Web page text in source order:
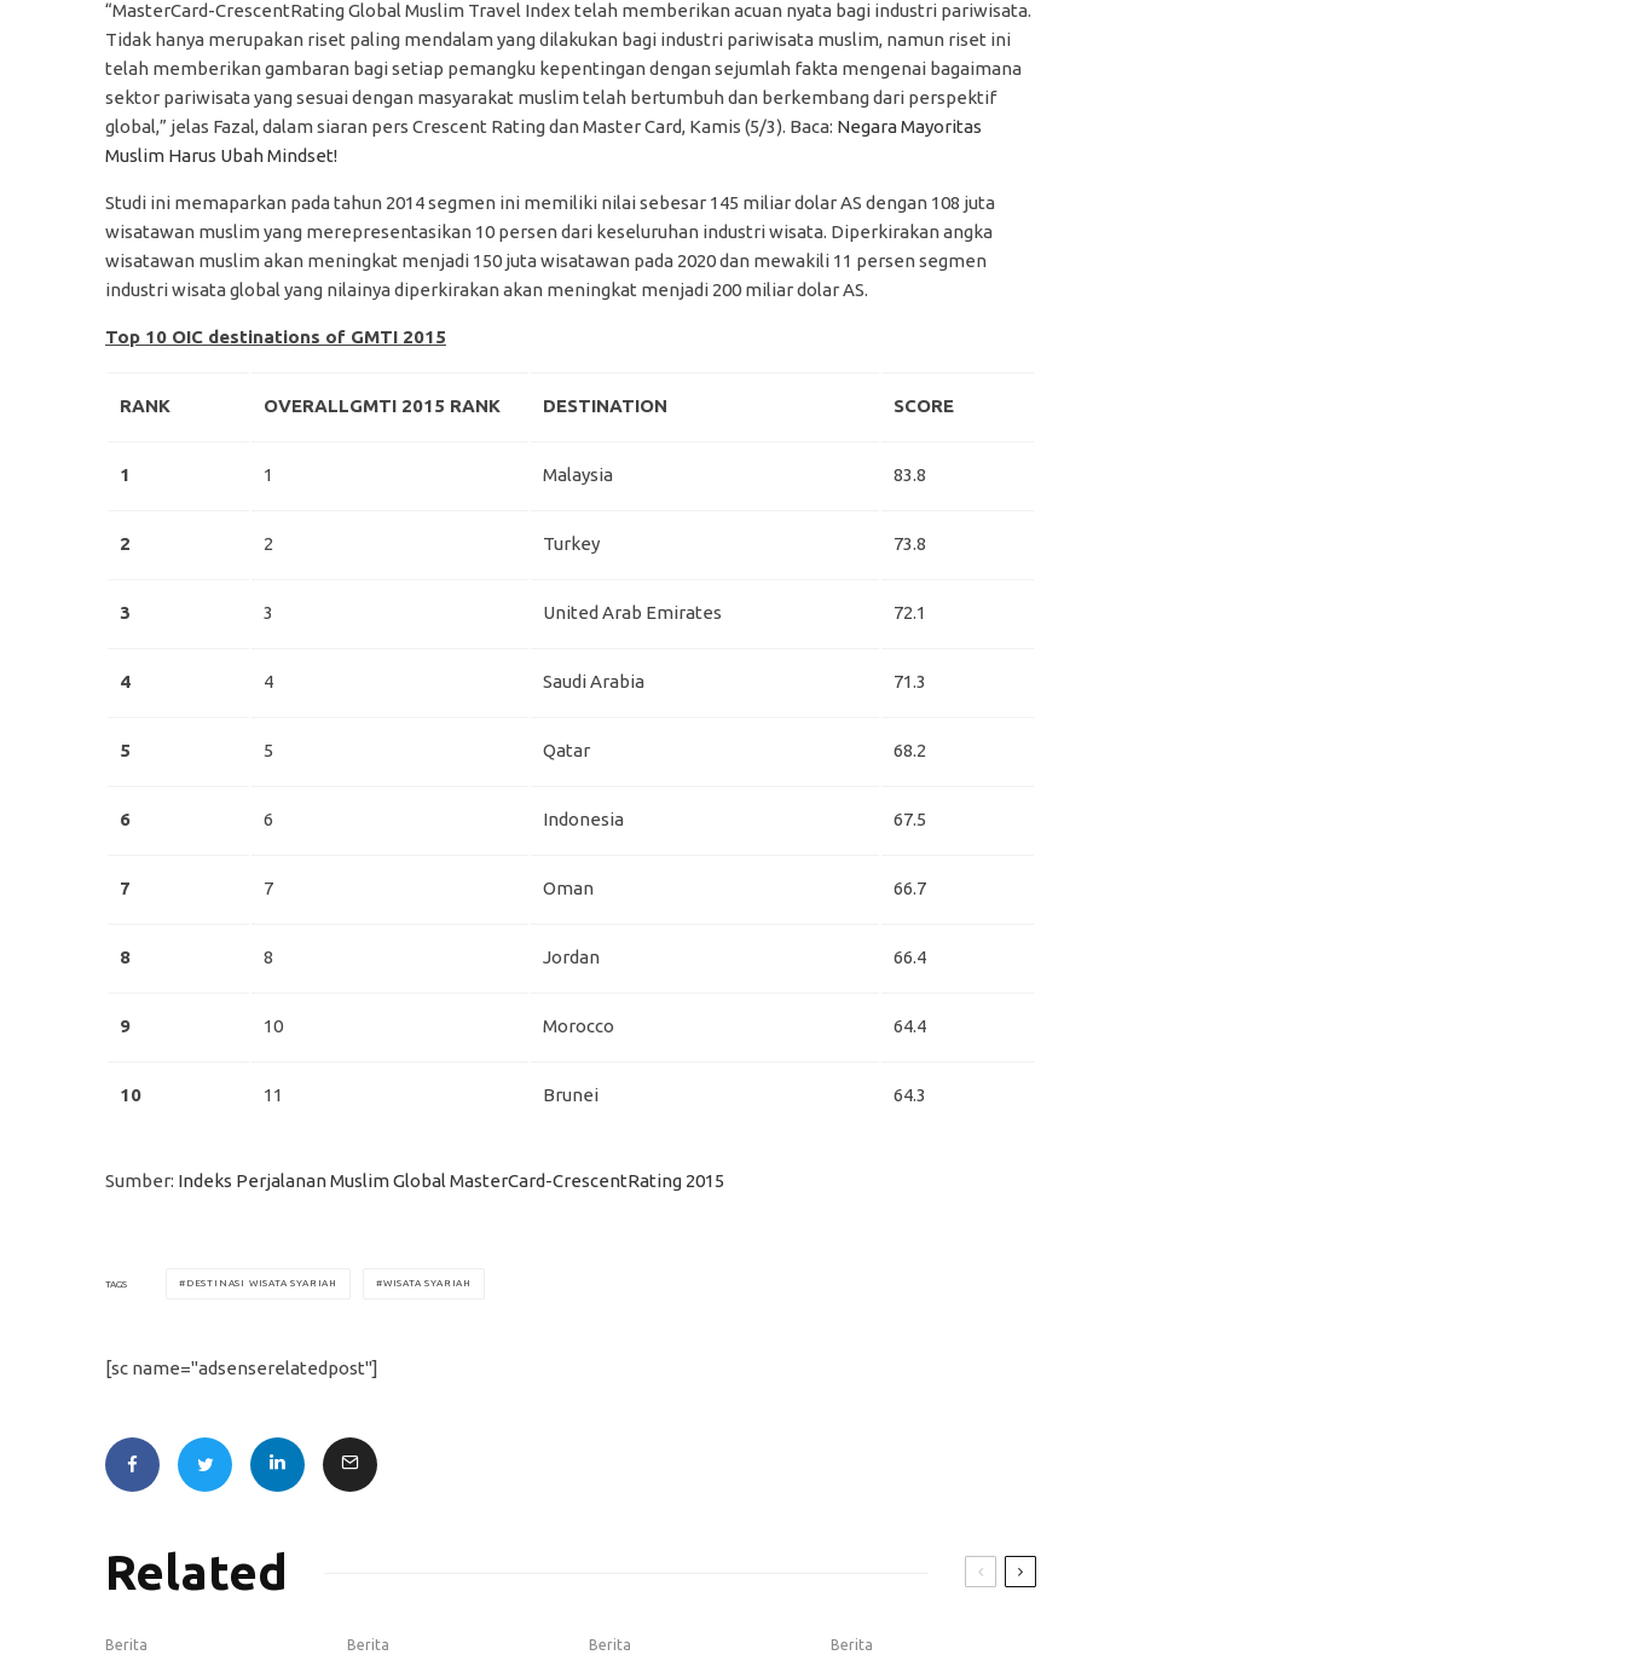
“MasterCard-CrescentRating Global Muslim Travel Index telah memberikan acuan nyata bagi industri pariwisata.
Tidak hanya merupakan riset paling mendalam yang dilakukan bagi industri pariwisata muslim, namun riset ini
telah memberikan gambaran bagi setiap pemangku kepentingan dengan sejumlah fakta mengenai bagaimana
sektor pariwisata yang sesuai dengan masyarakat muslim telah bertumbuh dan berkembang dari perspektif
global,” jelas Fazal, dalam siaran pers Crescent Rating dan Master Card, Kamis (5/3). Baca: Negara Mayoritas
Muslim Harus Ubah Mindset!
Studi ini memaparkan pada tahun 2014 segmen ini memiliki nilai sebesar 145 miliar dolar AS dengan 108 juta
wisatawan muslim yang merepresentasikan 10 persen dari keseluruhan industri wisata. Diperkirakan angka
wisatawan muslim akan meningkat menjadi 150 juta wisatawan pada 2020 dan mewakili 11 persen segmen
industri wisata global yang nilainya diperkirakan akan meningkat menjadi 200 miliar dolar AS.
Top 10 OIC destinations of GMTI 2015
RANK OVERALLGMTI 2015 RANK DESTINATION SCORE
1 1 Malaysia 83.8
2 2 Turkey 73.8
3 3 United Arab Emirates 72.1
4 4 Saudi Arabia 71.3
5 5 Qatar 68.2
6 6 Indonesia 67.5
7 7 Oman 66.7
8 8 Jordan 66.4
9 10 Morocco 64.4
10 11 Brunei 64.3
Sumber: Indeks Perjalanan Muslim Global MasterCard-CrescentRating 2015
TAGS DESTINASI WISATA SYARIAH WISATA SYARIAH
[sc name="adsenserelatedpost"]
Related
Berita Berita Berita Berita